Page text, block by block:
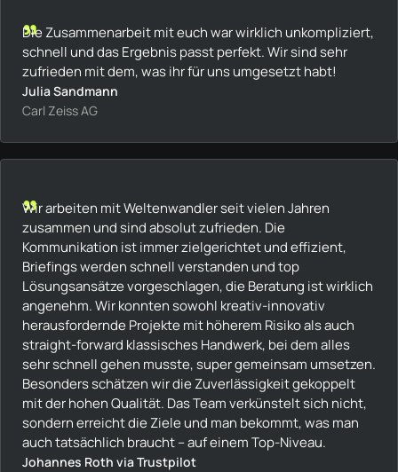
„
Die Zusammenarbeit mit euch war wirklich unkompliziert,
schnell und das Ergebnis passt perfekt. Wir sind sehr
zufrieden mit dem, was ihr für uns umgesetzt habt!
Julia Sandmann
Carl Zeiss AG
„
Wir arbeiten mit Weltenwandler seit vielen Jahren
zusammen und sind absolut zufrieden. Die
Kommunikation ist immer zielgerichtet und effizient,
Briefings werden schnell verstanden und top
Lösungsansätze vorgeschlagen, die Beratung ist wirklich
angenehm. Wir konnten sowohl kreativ-innovativ
herausfordernde Projekte mit höherem Risiko als auch
straight-forward klassisches Handwerk, bei dem alles
sehr schnell gehen musste, super gemeinsam umsetzen.
Besonders schätzen wir die Zuverlässigkeit gekoppelt
mit der hohen Qualität. Das Team verkünstelt sich nicht,
sondern erreicht die Ziele und man bekommt, was man
auch tatsächlich braucht -- auf einem Top-Niveau.
Johannes Roth via Trustpilot